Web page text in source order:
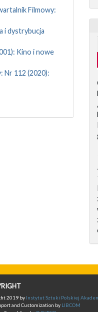
Filmowy:
i dystrybucja
Kino i nowe
Nr 112 (2020):
2019 by Instytut Sztuki Polskiej
and Customization by LIBCOM